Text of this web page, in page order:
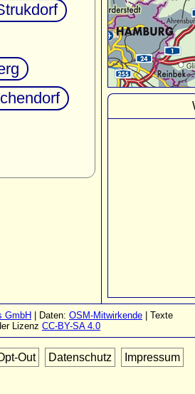
GmbH | Daten: OSM-Mitwirkende | Texte
Lizenz CC-BY-SA 4.0
Out Datenschutz Impressum